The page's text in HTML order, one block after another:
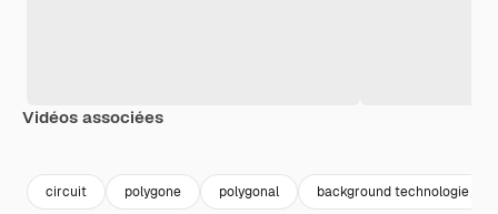
Vidéos associées
circuit polygone polygonal background technologie